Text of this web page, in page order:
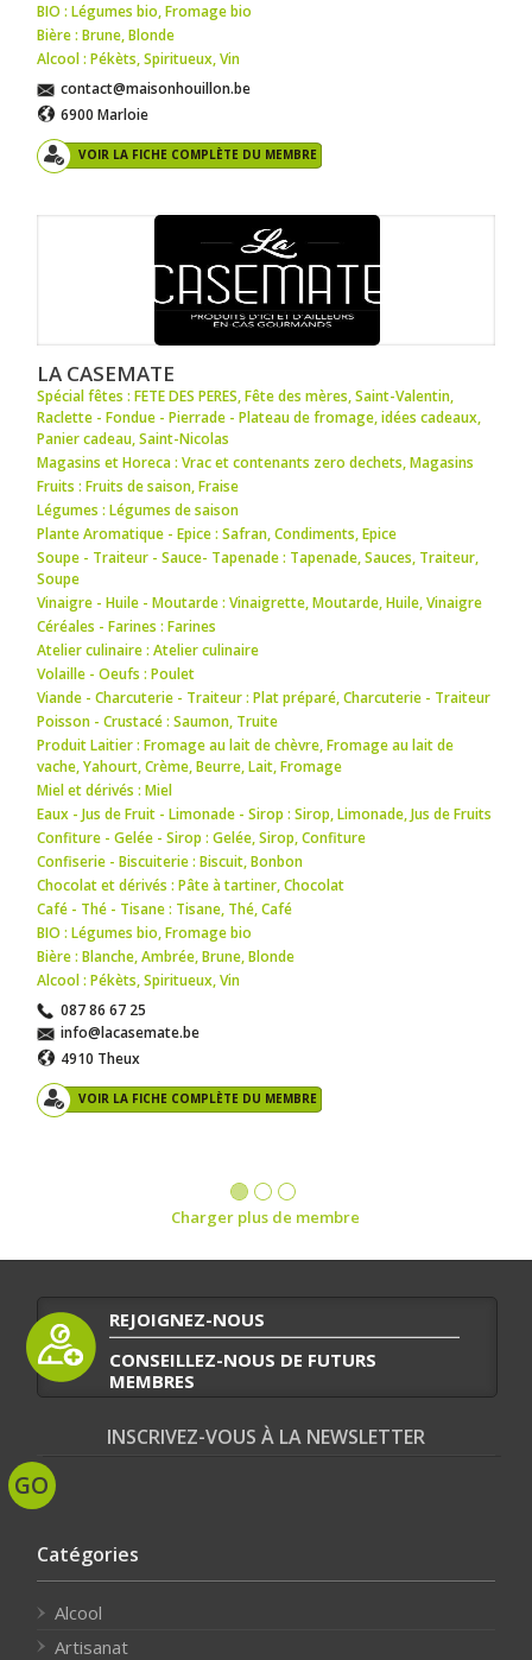
BIO : Légumes bio,Fromage bio
Bière : Brune,Blonde
Alcool : Pékèts,Spiritueux,Vin
contact@maisonhouillon.be
6900 Marloie
VOIR LA FICHE COMPLÈTE DU MEMBRE
LA CASEMATE
Spécial fêtes : FETE DES PERES,Fête des mères,Saint-Valentin,
Raclette - Fondue - Pierrade - Plateau de fromage,idées cadeaux,
Panier cadeau,Saint-Nicolas
Magasins et Horeca : Vrac et contenants zero dechets,Magasins
Fruits : Fruits de saison,Fraise
Légumes : Légumes de saison
Plante Aromatique - Epice : Safran,Condiments,Epice
Soupe - Traiteur - Sauce- Tapenade : Tapenade,Sauces, Traiteur,
Soupe
Vinaigre - Huile - Moutarde : Vinaigrette,Moutarde,Huile,Vinaigre
Céréales - Farines : Farines
Atelier culinaire : Atelier culinaire
Volaille - Oeufs : Poulet
Viande - Charcuterie - Traiteur : Plat préparé,Charcuterie - Traiteur
Poisson - Crustacé : Saumon, Truite
Produit Laitier : Fromage au lait de chèvre,Fromage au lait de
vache,Yahourt,Crème,Beurre,Lait,Fromage
Miel et dérivés : Miel
Eaux - Jus de Fruit - Limonade - Sirop : Sirop,Limonade,Jus de Fruits
Confiture - Gelée - Sirop : Gelée,Sirop,Confiture
Confiserie - Biscuiterie : Biscuit,Bonbon
Chocolat et dérivés : Pâte à tartiner,Chocolat
Café - Thé - Tisane : Tisane, Thé,Café
BIO : Légumes bio,Fromage bio
Bière : Blanche,Ambrée,Brune,Blonde
Alcool : Pékèts,Spiritueux,Vin
087 86 67 25
info@lacasemate.be
4910 Theux
VOIR LA FICHE COMPLÈTE DU MEMBRE
Charger plus de membre
REJOIGNEZ-NOUS
CONSEILLEZ-NOUS DE FUTURS
MEMBRES
INSCRIVEZ-VOUS À LA NEWSLETTER
Catégories
Alcool
Artisanat